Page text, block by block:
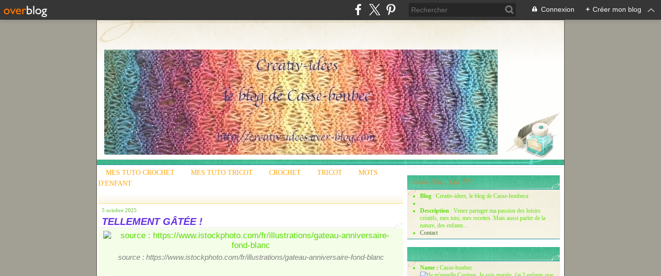
Connexion + Créer mon blog
MES TUTO CROCHET MES TUTO TRICOT CROCHET TRICOT
MOTS
D'ENFANT
5 octobre 2025
TELLEMENT GÂTÉE !
source : https://www.istockphoto.com/fr/illustrations/gateau-anniversaire-fond-blanc
Casse-Bon... Qui ???
Blog : Creativ-idees, le blog de Casse-bonbeca
Description : Venez partager ma passion des loisirs
créatifs, mes tuto, mes recettes. Mais aussi parler de la
nature, des enfants...
Contact
Name : Casse-bonbec